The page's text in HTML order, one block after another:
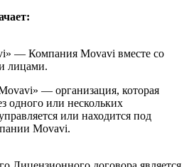
— Компания Movavi вместе со
лицами.
— организация, которая
одного или нескольких
или находится под
Movavi.